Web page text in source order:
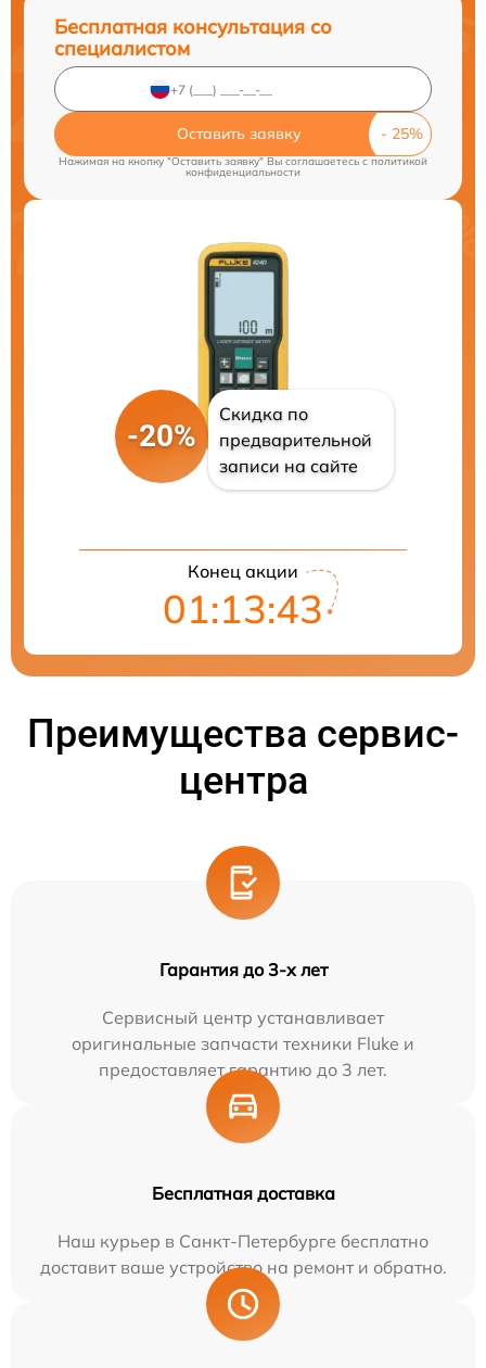
Бесплатная консультация со
специалистом
Оставить заявку
Нажимая на кнопку "Оставить заявку" Вы соглашаетесь cполитикой
конфиденциальности
-20%
Скидка по
предварительной
записи на сайте
Конец акции
01:13:42
Преимущества сервис-
центра
Гарантия до 3-х лет
Сервисный центр устанавливает
оригинальные запчасти техники Fluke и
предоставляет гарантию до 3 лет.
Бесплатная доставка
Наш курьер в Санкт-Петербурге бесплатно
доставит ваше устройство на ремонт и обратно.